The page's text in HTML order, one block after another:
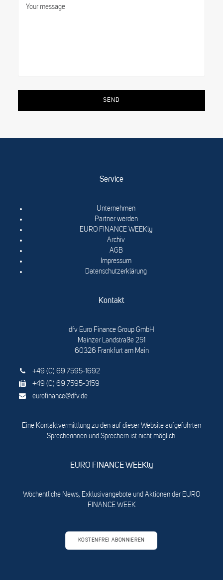
Service
Unternehmen
Partner werden
EURO FINANCE WEEKly
Archiv
AGB
Impressum
Datenschutzerklärung
Kontakt
dfv Euro Finance Group GmbH
Mainzer Landstraße 251
60326 Frankfurt am Main
+49 (0) 69 7595-1692
+49 (0) 69 7595-3159
eurofinance@dfv.de
Eine Kontaktvermittlung zu den auf dieser Website aufgeführten
Sprecherinnen und Sprechern ist nicht möglich.
EURO FINANCE WEEKly
Wöchentliche News, Exklusivangebote und Aktionen der EURO
FINANCE WEEK
KOSTENFREI ABONNIEREN